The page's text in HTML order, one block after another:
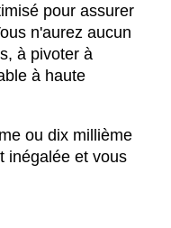
pour assurer
n'aurez aucun
à pivoter à
à haute
ou dix millième
inégalée et vous